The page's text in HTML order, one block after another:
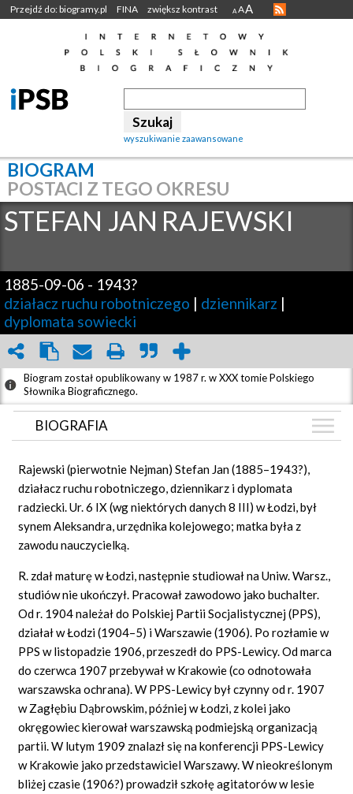
Przejdź do: biogramy.pl FINA zwiększ kontrast A AA
wyszukiwanie zaawansowane
BIOGRAM
POSTACI Z TEGO OKRESU
STEFAN JAN RAJEWSKI
1885-09-06 - 1943?
działacz ruchu robotniczego | dziennikarz |
dyplomata sowiecki
Biogram został opublikowany w 1987 r. w XXX tomie Polskiego
Słownika Biograficznego.
BIOGRAFIA
GRAF POWIĄZAŃ
DYSKUSJA
Mapa
Rajewski (pierwotnie Nejman) Stefan Jan (1885–1943?),
działacz ruchu robotniczego, dziennikarz i dyplomata
radziecki. Ur. 6 IX (wg niektórych danych 8 III) w Łodzi, był
synem Aleksandra, urzędnika kolejowego; matka była z
zawodu nauczycielką.
R. zdał maturę w Łodzi, następnie studiował na Uniw. Warsz.,
studiów nie ukończył. Pracował zawodowo jako buchalter.
Od r. 1904 należał do Polskiej Partii Socjalistycznej (PPS),
działał w Łodzi (1904–5) i Warszawie (1906). Po rozłamie w
PPS w listopadzie 1906, przeszedł do PPS-Lewicy. Od marca
do czerwca 1907 przebywał w Krakowie (co odnotowała
warszawska ochrana). W PPS-Lewicy był czynny od r. 1907
w Zagłębiu Dąbrowskim, później w Łodzi, z kolei jako
okręgowiec kierował warszawską podmiejską organizacją
partii. W lutym 1909 znalazł się na konferencji PPS-Lewicy
w Krakowie jako przedstawiciel Warszawy. W nieokreślonym
bliżej czasie (1906?) prowadził szkołę agitatorów w lesie